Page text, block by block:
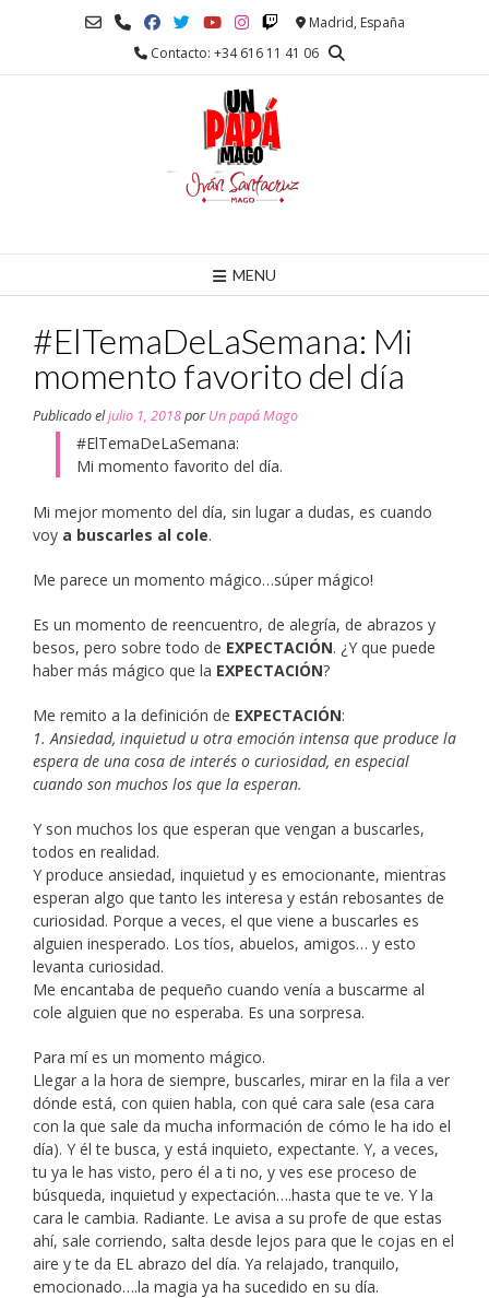
Madrid, España
Contacto: +34 616 11 41 06
MENU
#ElTemaDeLaSemana: Mi
momento favorito del día
Publicado eljulio 1, 2018porUn papá Mago
#ElTemaDeLaSemana:
Mi momento favorito del día.
Mi mejor momento del día, sin lugar a dudas, es cuando
voy a buscarles al cole.
Me parece un momento mágico…súper mágico!
Es un momento de reencuentro, de alegría, de abrazos y
besos, pero sobre todo de EXPECTACIÓN. ¿Y que puede
haber más mágico que la EXPECTACIÓN?
Me remito a la definición de EXPECTACIÓN:
1. Ansiedad, inquietud u otra emoción intensa que produce la
espera de una cosa de interés o curiosidad, en especial
cuando son muchos los que la esperan.
Y son muchos los que esperan que vengan a buscarles,
todos en realidad.
Y produce ansiedad, inquietud y es emocionante, mientras
esperan algo que tanto les interesa y están rebosantes de
curiosidad. Porque a veces, el que viene a buscarles es
alguien inesperado. Los tíos, abuelos, amigos… y esto
levanta curiosidad.
Me encantaba de pequeño cuando venía a buscarme al
cole alguien que no esperaba. Es una sorpresa.
Para mí es un momento mágico.
Llegar a la hora de siempre, buscarles, mirar en la fila a ver
dónde está, con quien habla, con qué cara sale (esa cara
con la que sale da mucha información de cómo le ha ido el
día). Y él te busca, y está inquieto, expectante. Y, a veces,
tu ya le has visto, pero él a ti no, y ves ese proceso de
búsqueda, inquietud y expectación….hasta que te ve. Y la
cara le cambia. Radiante. Le avisa a su profe de que estas
ahí, sale corriendo, salta desde lejos para que le cojas en el
aire y te da EL abrazo del día. Ya relajado, tranquilo,
emocionado….la magia ya ha sucedido en su día.